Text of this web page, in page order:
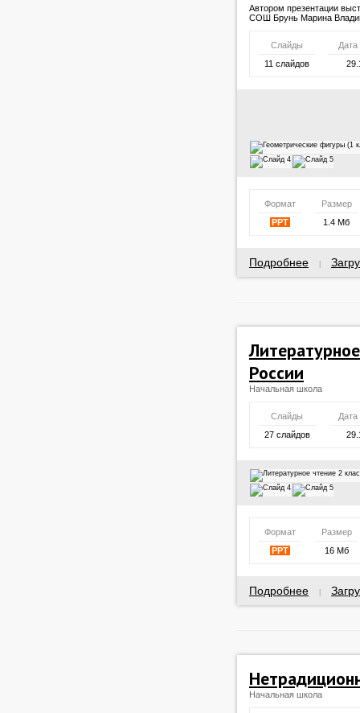
Автором презентации
СОШ Брунь Марина
Слайды
Дата
11 слайдов
Формат
Размер
PPT
1.4 Мб
Подробнее
России
Начальная школа
Слайды
Дата
27 слайдов
Формат
Размер
PPT
16 Мб
Подробнее
Начальная школа